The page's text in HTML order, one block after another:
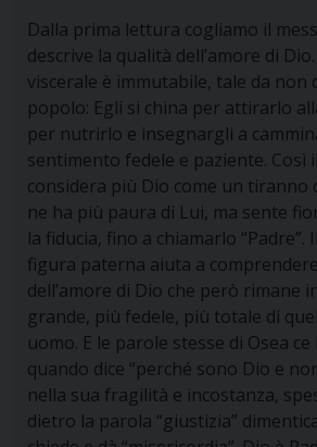
Dalla prima lettura cogliamo il
descrive la qualità dell’amore di
viscerale è immutabile, tale da non
popolo: Egli si china per attirarlo
per nutrirlo e insegnargli a
sentimento fedele e paziente. Così
considera più Dio come un tiranno
ne ha più paura di Lui, ma sente
la fiducia, fino a chiamarlo
figura paterna aiuta a
dell’amore di Dio che però rimane
grande, più fedele, più totale di
uomo. E le parole stesse di Osea
quando dice “perché sono Dio e
nella sua fragilità e incostanza,
dietro la parola “giustizia”